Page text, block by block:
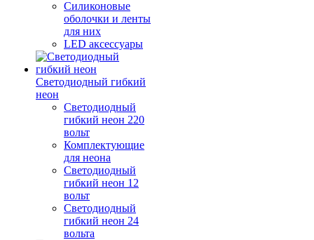
Силиконовые
оболочки и ленты
для них
LED аксессуары
Светодиодный гибкий
неон
Светодиодный
гибкий неон 220
вольт
Комплектующие
для неона
Светодиодный
гибкий неон 12
вольт
Светодиодный
гибкий неон 24
вольта